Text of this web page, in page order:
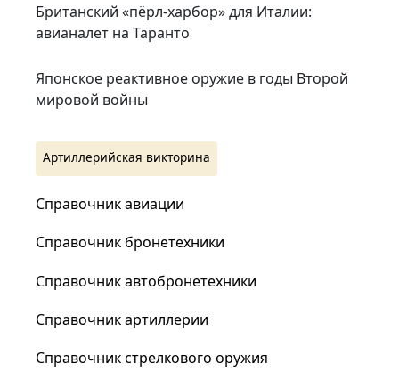
Британский «пёрл-харбор» для Италии:
авианалет на Таранто
Японское реактивное оружие в годы Второй
мировой войны
Артиллерийская викторина
Справочник авиации
Справочник бронетехники
Справочник автобронетехники
Справочник артиллерии
Справочник стрелкового оружия